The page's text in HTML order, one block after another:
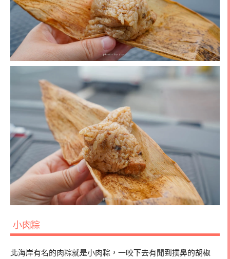
小肉粽
北海岸有名的肉粽就是小肉粽，一咬下去有聞到撲鼻的胡椒